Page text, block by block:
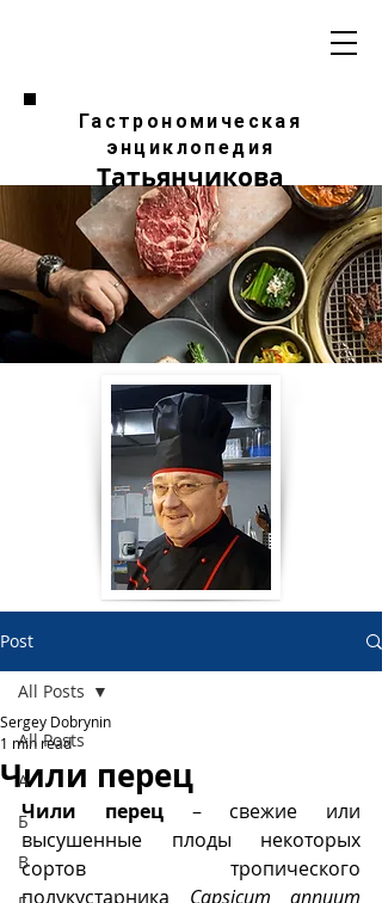
Гастрономическая
энциклопедия
Татьянчикова
Post
All Posts
А
Б
В
All Posts
Чили перец
Sergey Dobrynin
1 min read
Чили перец – свежие или
высушенные плоды некоторых
сортов тропического
полукустарника Capsicum annuum